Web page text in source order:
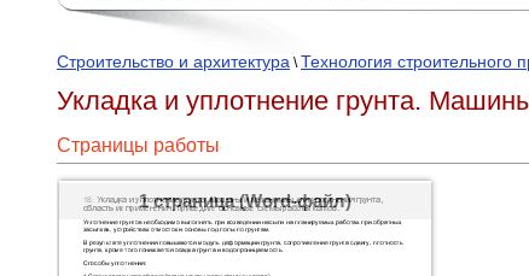
Строительство и архитектура \Технология строительного
Укладка и уплотнение грунта.
Страницы работы
1 страница (Word-файл)